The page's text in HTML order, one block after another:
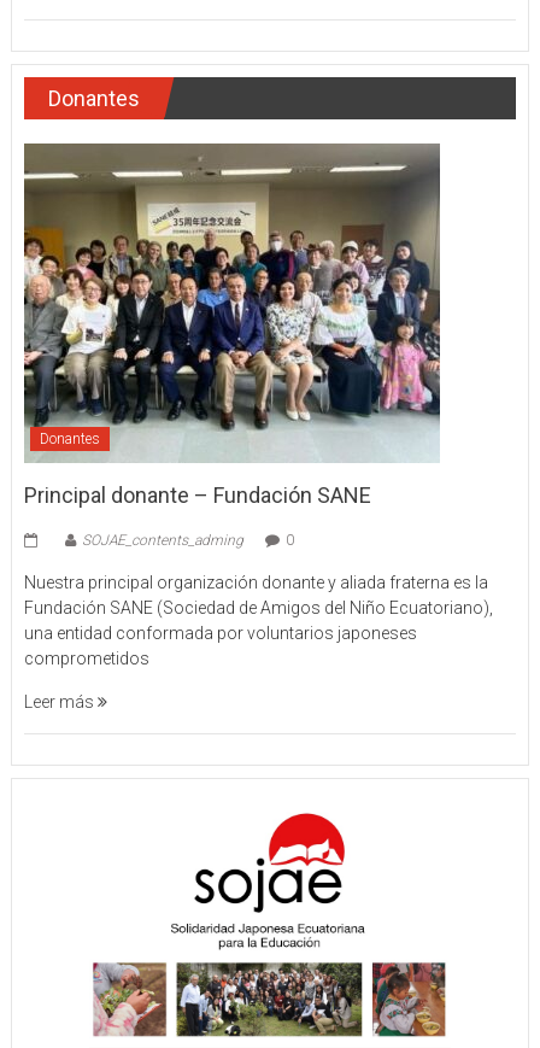
Donantes
Donantes
Principal donante – Fundación SANE
SOJAE_contents_adming 0
Nuestra principal organización donante y aliada fraterna es la
Fundación SANE (Sociedad de Amigos del Niño Ecuatoriano),
una entidad conformada por voluntarios japoneses
comprometidos
Leer más